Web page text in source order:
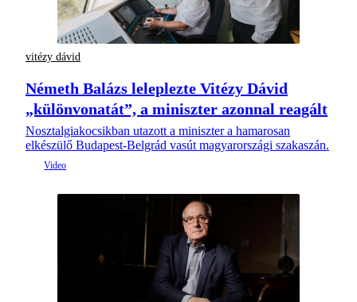
vitézy dávid
Németh Balázs leleplezte Vitézy Dávid
„különvonatát”, a miniszter azonnal reagált
Nosztalgiakocsikban utazott a miniszter a hamarosan
elkészülő Budapest-Belgrád vasút magyarországi szakaszán.